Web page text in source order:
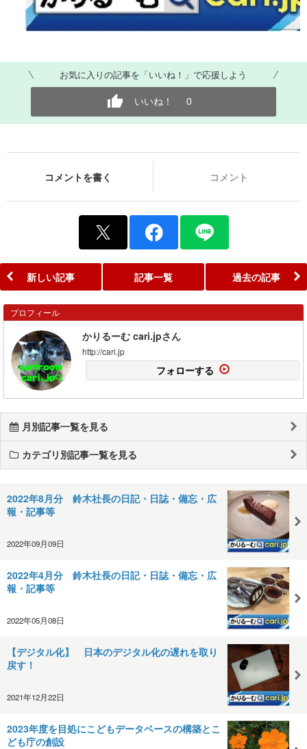
お気に入りの記事を「いいね！」で応援しよう
いいね！ 0
コメントを書く コメント
新しい記事 記事一覧 過去の記事
プロフィール
かりるーむ cari.jpさん
http://cari.jp
フォローする
月別記事一覧を見る
カテゴリ別記事一覧を見る
2022年8月分 鈴木社長の日記・日誌・備忘・広
報・記事等
2022年09月09日
2022年4月分 鈴木社長の日記・日誌・備忘・広
報・記事等
2022年05月08日
【デジタル化】 日本のデジタル化の遅れを取り
戻す！
2021年12月22日
2023年度を目処にこどもデータベースの構築とこ
ども庁の創設